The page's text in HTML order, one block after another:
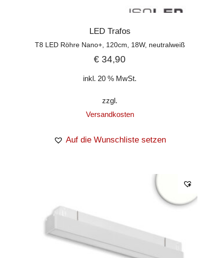
LED Trafos
T8 LED Röhre Nano+, 120cm, 18W, neutralweiß
€ 34,90
inkl. 20 % MwSt.
zzgl.
Versandkosten
Auf die Wunschliste setzen